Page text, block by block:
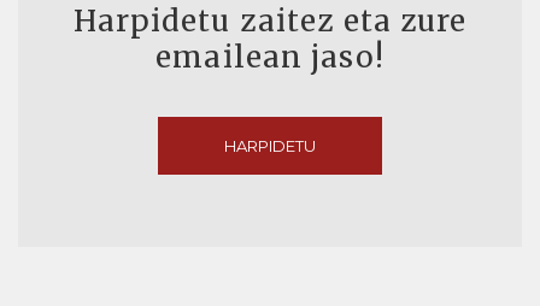
Harpidetu zaitez eta zure
emailean jaso!
HARPIDETU